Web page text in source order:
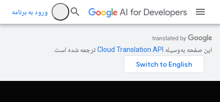
ورود به برنامه
این صفحه به‌وسیله ترجمه شده است.